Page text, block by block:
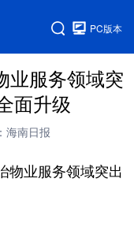
PC版本
业服务领域突
面升级
海南日报
物业服务领域突出